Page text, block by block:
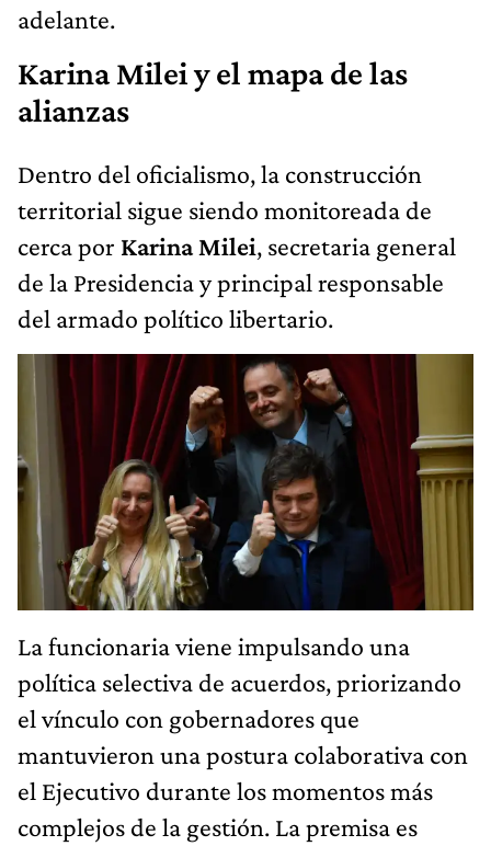
adelante.
Karina Milei y el mapa de las
alianzas
Dentro del oficialismo, la construcción
territorial sigue siendo monitoreada de
cerca por Karina Milei, secretaria general
de la Presidencia y principal responsable
del armado político libertario.
La funcionaria viene impulsando una
política selectiva de acuerdos, priorizando
el vínculo con gobernadores que
mantuvieron una postura colaborativa con
el Ejecutivo durante los momentos más
complejos de la gestión. La premisa es